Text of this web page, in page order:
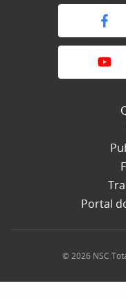
Portal
© 2026 NSC